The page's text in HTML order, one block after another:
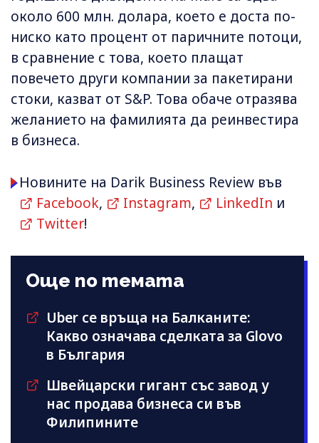
около 600 млн. долара, което е доста по-
ниско като процент от паричните потоци,
в сравнение с това, което плащат
повечето други компании за пакетирани
стоки, казват от S&P. Това обаче отразява
желанието на фамилията да реинвестира
в бизнеса.
Новините на Darik Business Review във
Facebook, Instagram, LinkedIn и
Twitter!
Още по темата
Uber се връща на Балканите:
Какво означава сделката за Glovo
в България
Швейцарски гигант със завод у
нас продава бизнеса си във
Филипините